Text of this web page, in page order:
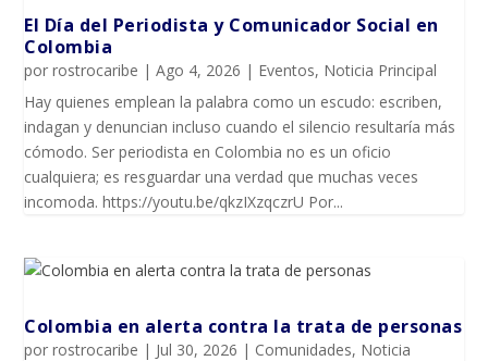
El Día del Periodista y Comunicador SociaI en
Colombia
porrostrocaribe |Ago 4, 2026 | Eventos, Noticia Principal
Hay quienes emplean la palabra como un escudo: escriben,
indagan y denuncian incluso cuando el silencio resultaría más
cómodo. Ser periodista en Colombia no es un oficio
cualquiera; es resguardar una verdad que muchas veces
incomoda. https://youtu.be/qkzIXzqczrU Por...
Colombia en alerta contra la trata de personas
porrostrocaribe | Jul 30, 2026 | Comunidades, Noticia